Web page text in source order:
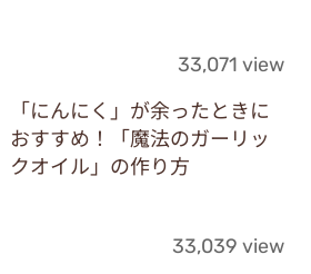
33,071 view
「にんにく」が余ったときに
おすすめ！「魔法のガーリッ
クオイル」の作り方
33,039 view